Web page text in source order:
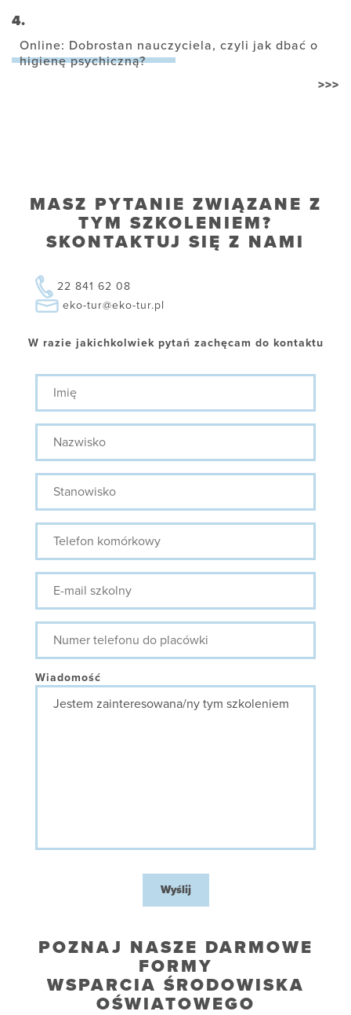
4.
Online: Dobrostan nauczyciela, czyli jak dbać o
higienę psychiczną?
>>>
MASZ PYTANIE ZWIĄZANE Z
TYM SZKOLENIEM?
SKONTAKTUJ SIĘ Z NAMI
22 841 62 08
eko-tur@eko-tur.pl
W razie jakichkolwiek pytań zachęcam do kontaktu
Imię
Nazwisko
Stanowisko
Telefon
komórkowy
E-
mail
szkolny
Numer
telefonu
do
Wiadomość
Wyślij
POZNAJ NASZE DARMOWE
FORMY
WSPARCIA ŚRODOWISKA
OŚWIATOWEGO